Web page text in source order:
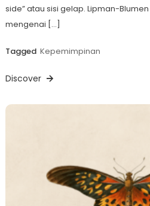
side” atau sisi gelap. Lipman-
mengenai […]
Tagged Kepemimpinan
Discover